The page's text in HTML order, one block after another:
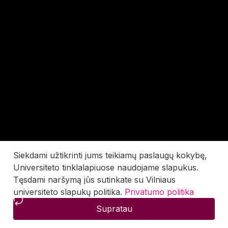
Siekdami užtikrinti jums teikiamų paslaugų kokybę,
Universiteto tinklalapiuose naudojame slapukus.
Tęsdami naršymą jūs sutinkate su Vilniaus
universiteto slapukų politika. Privatumo politika
Supratau